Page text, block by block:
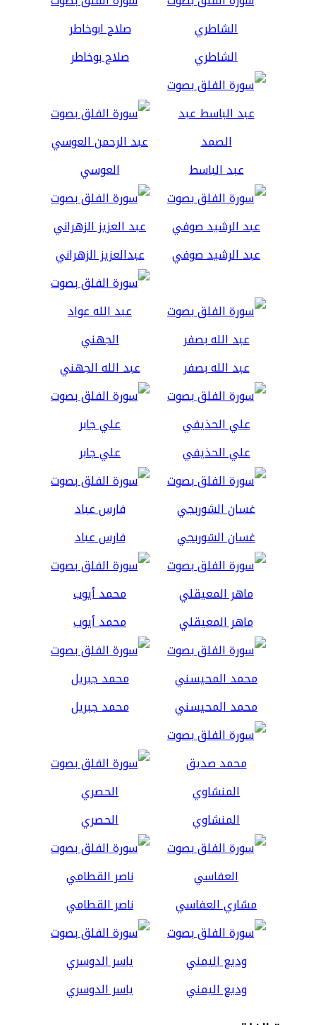
الشاطري صلاح بوخاطر
عبد الباسط العوسي
عبد الرشيد صوفي عبدالعزيز الزهراني
عبد الله بصفر عبد الله الجهني
علي الحذيفي علي جابر
غسان الشوربجي فارس عباد
ماهر المعيقلي محمد أيوب
محمد المحيسني محمد جبريل
المنشاوي الحصري
مشاري العفاسي ناصر القطامي
وديع اليمني ياسر الدوسري